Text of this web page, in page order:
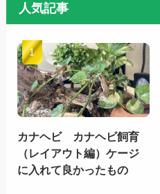
人気記事
カナヘビ カナヘビ飼育
（レイアウト編）ケージ
に入れて良かったもの